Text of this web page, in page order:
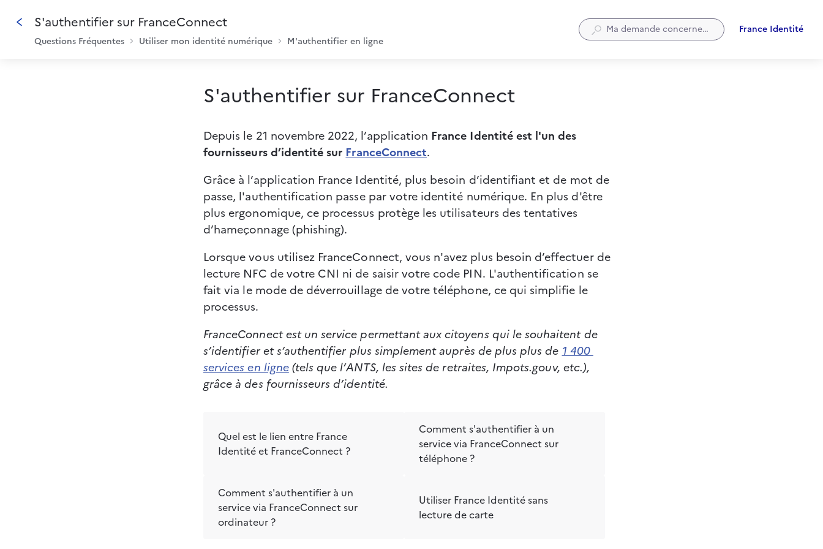
S'authentifier sur FranceConnect
Questions Fréquentes Utiliser mon identité numérique M'authentifier en ligne
France Identité
S'ouvre
S'authentifier sur FranceConnect
Depuis le 21 novembre 2022, l’application France Identité est l'un des
fournisseurs d’identité sur FranceConnect.
Grâce à l’application France Identité, plus besoin d’identifiant et de mot de
passe, l'authentification passe par votre identité numérique. En plus d'être
plus ergonomique, ce processus protège les utilisateurs des tentatives
d’hameçonnage (phishing).
Lorsque vous utilisez FranceConnect, vous n'avez plus besoin d’effectuer de
lecture NFC de votre CNI ni de saisir votre code PIN. L'authentification se
fait via le mode de déverrouillage de votre téléphone, ce qui simplifie le
processus.
FranceConnect est un service permettant aux citoyens qui le souhaitent de
s’identifier et s’authentifier plus simplement auprès de plus plus de 1 400
services en ligne (tels que l’ANTS, les sites de retraites, Impots.gouv, etc.),
grâce à des fournisseurs d’identité.
Quel est le lien entre France
Identité et FranceConnect ?
Comment s'authentifier à un
service via FranceConnect sur
téléphone ?
Comment s'authentifier à un
service via FranceConnect sur
ordinateur ?
Utiliser France Identité sans
lecture de carte